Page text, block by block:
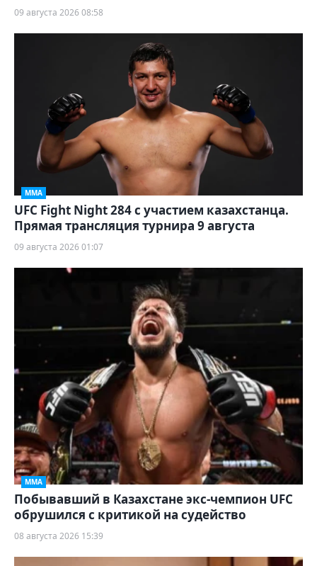
09 августа 2026 08:58
ММА
UFC Fight Night 284 с участием казахстанца.
Прямая трансляция турнира 9 августа
09 августа 2026 01:07
ММА
Побывавший в Казахстане экс-чемпион UFC
обрушился с критикой на судейство
08 августа 2026 15:39